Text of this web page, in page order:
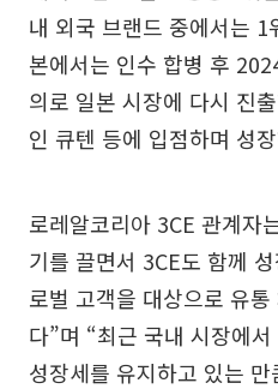
내 외국 브랜드 중에서는 1
본에서는 인수 합병 후
의로 일본 시장에 다시 진
인 큐텐 등에 입점하며 성
로레알코리아 3CE 관계자
기를 끌면서 3CE도 함께
로벌 고객을 대상으로 유
다”며 “최근 국내 시장에
성장세를 유지하고 있는